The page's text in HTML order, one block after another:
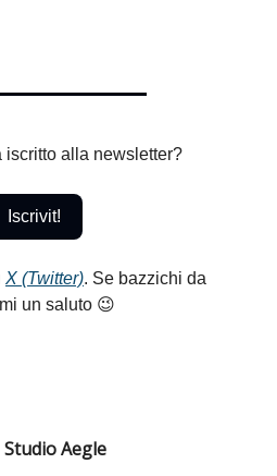
iscritto alla newsletter?
Iscrivit!
X (Twitter). Se bazzichi da
un saluto 😉
Studio Aegle